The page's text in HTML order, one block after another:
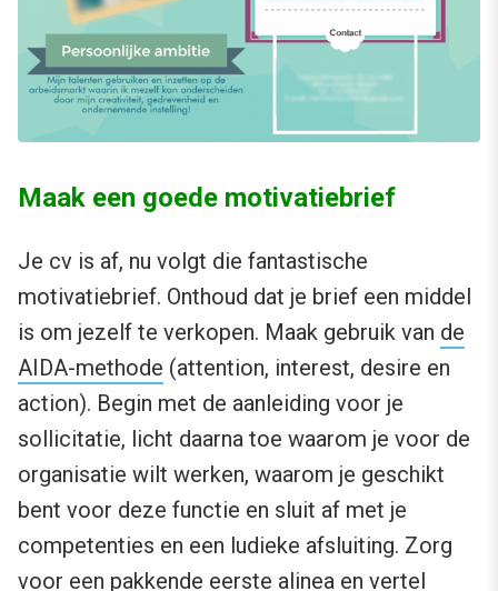
Maak een goede motivatiebrief
Je cv is af, nu volgt die fantastische
motivatiebrief. Onthoud dat je brief een middel
is om jezelf te verkopen. Maak gebruik van de
AIDA-methode (attention, interest, desire en
action). Begin met de aanleiding voor je
sollicitatie, licht daarna toe waarom je voor de
organisatie wilt werken, waarom je geschikt
bent voor deze functie en sluit af met je
competenties en een ludieke afsluiting. Zorg
voor een pakkende eerste alinea en vertel